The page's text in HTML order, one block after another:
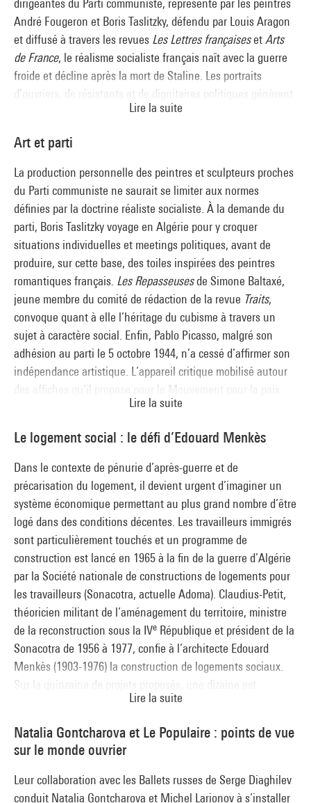
dirigeantes du Parti communiste, représenté par les peintres
André Fougeron et Boris Taslitzky, défendu par Louis Aragon
et diffusé à travers les revues Les Lettres françaisesetArts
de France, le réalisme socialiste français naît avec la guerre
froide et décline après la mort de Staline. Les portraits
d’ouvriers, de résistants et de dignitaires politiques génèrent
une imagerie qui célèbre l’idéologie du parti et entretient le
soviétique, tourné vers la tradition russe des ambulants, la
référence à David et Courbet inscrit le mouvement dans une
perspective nationale. Doctrine éminemment clivante, le
réalisme socialiste cristallise les débats artistiques opposant
en France partisans de l’abstraction et de la figuration.
Lire la suite
Art et parti
La production personnelle des peintres et sculpteurs proches
du Parti communiste ne saurait se limiter aux normes
définies par la doctrine réaliste socialiste. À la demande du
parti, Boris Taslitzky voyage en Algérie pour y croquer
situations individuelles et meetings politiques, avant de
produire, sur cette base, des toiles inspirées des peintres
romantiques français. Les Repasseusesde Simone Baltaxé,
jeune membre du comité de rédaction de la revue Traits,
convoque quant à elle l’héritage du cubisme à travers un
sujet à caractère social. Enfin, Pablo Picasso, malgré son
adhésion au parti le 5 octobre 1944, n’a cessé d’affirmer son
indépendance artistique. L’appareil critique mobilisé autour
des affiches qu’il propose pour le Mouvement pour la paix
rappelle l’importance accordée au maître par les dirigeants
cette recrue de premier ordre.
Lire la suite
Le logement social : le défi d’Edouard Menkès
Dans le contexte de pénurie d’après-guerre et de
précarisation du logement, il devient urgent d’imaginer un
système économique permettant au plus grand nombre d’être
logé dans des conditions décentes. Les travailleurs immigrés
sont particulièrement touchés et un programme de
construction est lancé en 1965 à la fin de la guerre d’Algérie
par la Société nationale de constructions de logements pour
les travailleurs (Sonacotra, actuelle Adoma). Claudius-Petit,
théoricien militant de l’aménagement du territoire, ministre
de la reconstruction sous la IVe République et président de la
Sonacotra de 1956 à 1977, confie à l’architecte Edouard
Menkès (1903-1976) la construction de logements sociaux.
Sur la quinzaine de projets proposés, une dizaine est
réalisée, dont le foyer de célibataires à la Défense sur la
l’économie stricte convient particulièrement à Edouard
Menkès qui a déjà travaillé sur l’habitat minimum et
l’industrialisation du bâtiment avec Jean Prouvé à partir de
1946. Ses dessins allient à un style graphique fort une
Lire la suite
Natalia Gontcharova et Le Populaire : points de vue
sur le monde ouvrier
Leur collaboration avec les Ballets russes de Serge Diaghilev
conduit Natalia Gontcharova et Michel Larionov à s’installer